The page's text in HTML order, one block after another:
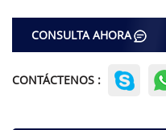
CONSULTA AHORA
CONTÁCTENOS :